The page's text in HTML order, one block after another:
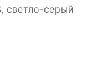
светло-серый